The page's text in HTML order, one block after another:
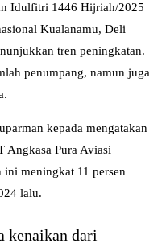
Idulfitri 1446 Hijriah/2025
Kualanamu, Deli
tren peningkatan.
penumpang, namun juga
kepada mengatakan
Angkasa Pura Aviasi
meningkat 11 persen
lalu.
kenaikan dari